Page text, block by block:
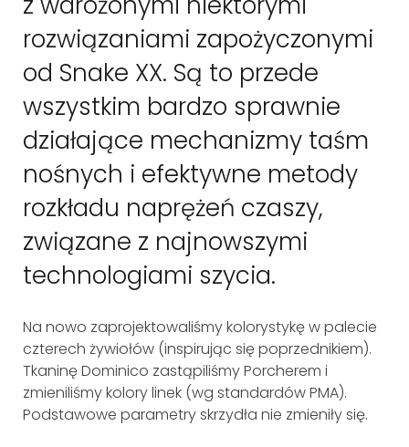
rozwiązaniami zapożyczonymi
od Snake XX. Są to przede
wszystkim bardzo sprawnie
działające mechanizmy taśm
nośnych i efektywne metody
rozkładu naprężeń czaszy,
związane z najnowszymi
technologiami szycia.
Na nowo zaprojektowaliśmy kolorystykę w palecie
czterech żywiołów (inspirując się poprzednikiem).
Tkaninę Dominico zastąpiliśmy Porcherem i
zmieniliśmy kolory linek (wg standardów PMA).
Podstawowe parametry skrzydła nie zmieniły się.